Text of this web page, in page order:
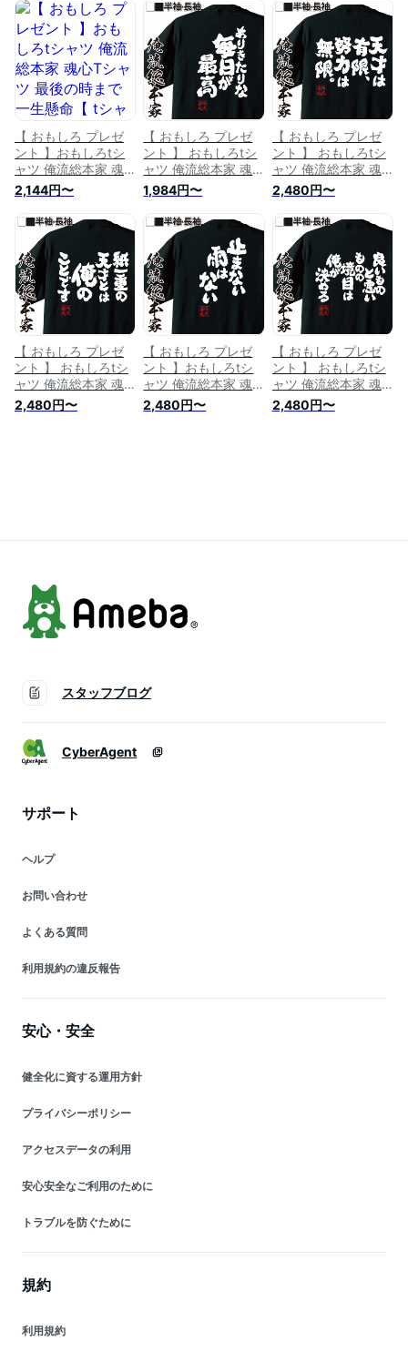
ディース 漢字 文字
メッセージtシャツお
もしろ雑貨 ポジティ
ブ・やる気系】
文字 メッセージtシ
ャツおもしろ雑貨 ポ
ジティブ・やる気
系】
レディース 漢字 文
字 メッセージtシャ
ツおもしろ雑貨 ポジ
ティブ・やる気系】
【 おもしろ プレゼ
ント 】おもしろtシ
ャツ 俺流総本家 魂
心Tシャツ 最後の時
まで一生懸命【 tシ
ャツ 長袖 メンズ レ
ディース 漢字 文字
メッセージtシャツお
もしろ雑貨 ポジティ
ブ・やる気系】
2,144円〜
【 おもしろ プレゼ
ント 】 おもしろtシ
ャツ 俺流総本家 魂
心Tシャツ ありきた
りな毎日が最高【 t
シャツ 長袖 メンズ
レディース 漢字 文
字 メッセージtシャ
ツおもしろ雑貨 ポジ
ティブ・やる気系】
1,984円〜
【 おもしろ プレゼ
ント 】 おもしろtシ
ャツ 俺流総本家 魂
心Tシャツ 天才は有
限、努力は無限。【
tシャツ 長袖 メンズ
レディース 名言 メ
ッセージ おもしろ雑
貨 文字tシャツ バッ
クプリント 中村清
マラソン 陸上 競技
指導者 ポジティブ・
やる気系】
2,480円〜
【 おもしろ プレゼ
ント 】 おもしろtシ
ャツ 俺流総本家 魂
心Tシャツ 紙一重の
天才とは俺のことで
2,480円〜
【 おもしろ プレゼ
ント 】おもしろtシ
ャツ 俺流総本家 魂
心Tシャツ 止まない
雨はない【ポジティ
2,480円〜
【 おもしろ プレゼ
ント 】 おもしろtシ
ャツ 俺流総本家 魂
心Tシャツ 良いもの
と悪いものの境目は
2,480円〜
スタッフブログ
CyberAgent
サポート
ヘルプ
お問い合わせ
よくある質問
利用規約の違反報告
安心・安全
健全化に資する運用方針
プライバシーポリシー
アクセスデータの利用
安心安全なご利用のために
トラブルを防ぐために
規約
利用規約